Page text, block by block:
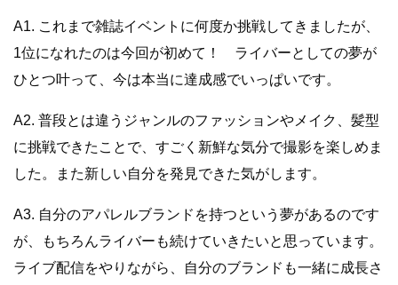
A1. これまで雑誌イベントに何度か挑戦してきましたが、
1位になれたのは今回が初めて！ ライバーとしての夢が
ひとつ叶って、今は本当に達成感でいっぱいです。
A2. 普段とは違うジャンルのファッションやメイク、髪型
に挑戦できたことで、すごく新鮮な気分で撮影を楽しめま
した。また新しい自分を発見できた気がします。
A3. 自分のアパレルブランドを持つという夢があるのです
が、もちろんライバーも続けていきたいと思っています。
ライブ配信をやりながら、自分のブランドも一緒に成長さ